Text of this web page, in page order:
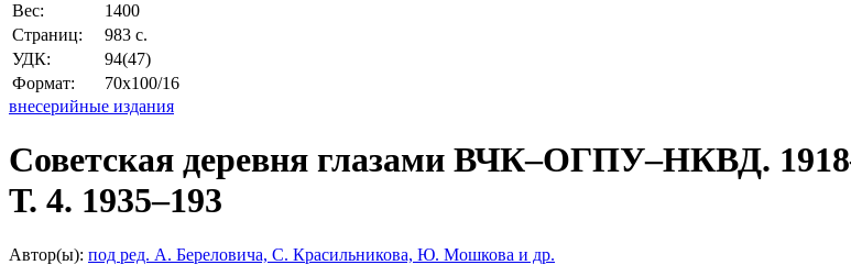
Вес:
1400
Страниц:
983 с.
УДК:
94(47)
Формат:
70x100/16
внесерийные издания
Советская деревня глазами ВЧК–ОГПУ–НКВД.
Т. 4. 1935–193
Автор(ы): под ред. А. Береловича, С. Красильникова, Ю. Мошкова и др.